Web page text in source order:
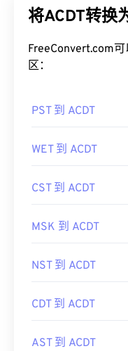
将ACDT转换
FreeConvert.com
区：
PST 到 ACDT
WET 到 ACDT
CST 到 ACDT
MSK 到 ACDT
NST 到 ACDT
CDT 到 ACDT
AST 到 ACDT